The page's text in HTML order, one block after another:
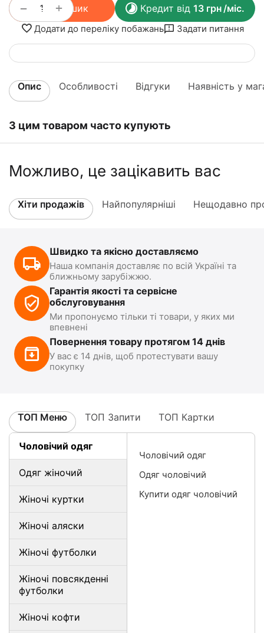
+
− У кошик Кредит від 13 грн/міс.
Додати до переліку побажань Задати питання
Опис Особливості Відгуки Наявність у
З цим товаром часто купують
Можливо, це зацікавить вас
Хіти продажів Найпопулярніші Нещодавно
Швидко та якісно доставляємо
Наша компанія доставляє по всій Україні та
ближньому зарубіжжю.
Гарантія якості та сервісне
обслуговування
Ми пропонуємо тільки ті товари, у яких ми
впевнені
Повернення товару протягом 14 днів
У вас є 14 днів, щоб протестувати вашу
покупку
ТОП Меню ТОП Запити ТОП Картки
Чоловічий одяг
Одяг жіночий
Жіночі куртки
Жіночі аляски
Жіночі футболки
Жіночі повсякденні
футболки
Жіночі кофти
Чоловічий одяг
Одяг чоловічий
Купити одяг чоловічий